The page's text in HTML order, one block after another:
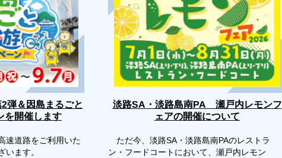
弾＆因島まるごと
を開催します
道路をご利用いた
います。
淡路SA・淡路島南PA 瀬戸内レモンフ
ェアの開催について
ただ今、淡路SA・淡路島南PAのレストラ
ン・フードコートにおいて、瀬戸内レモン